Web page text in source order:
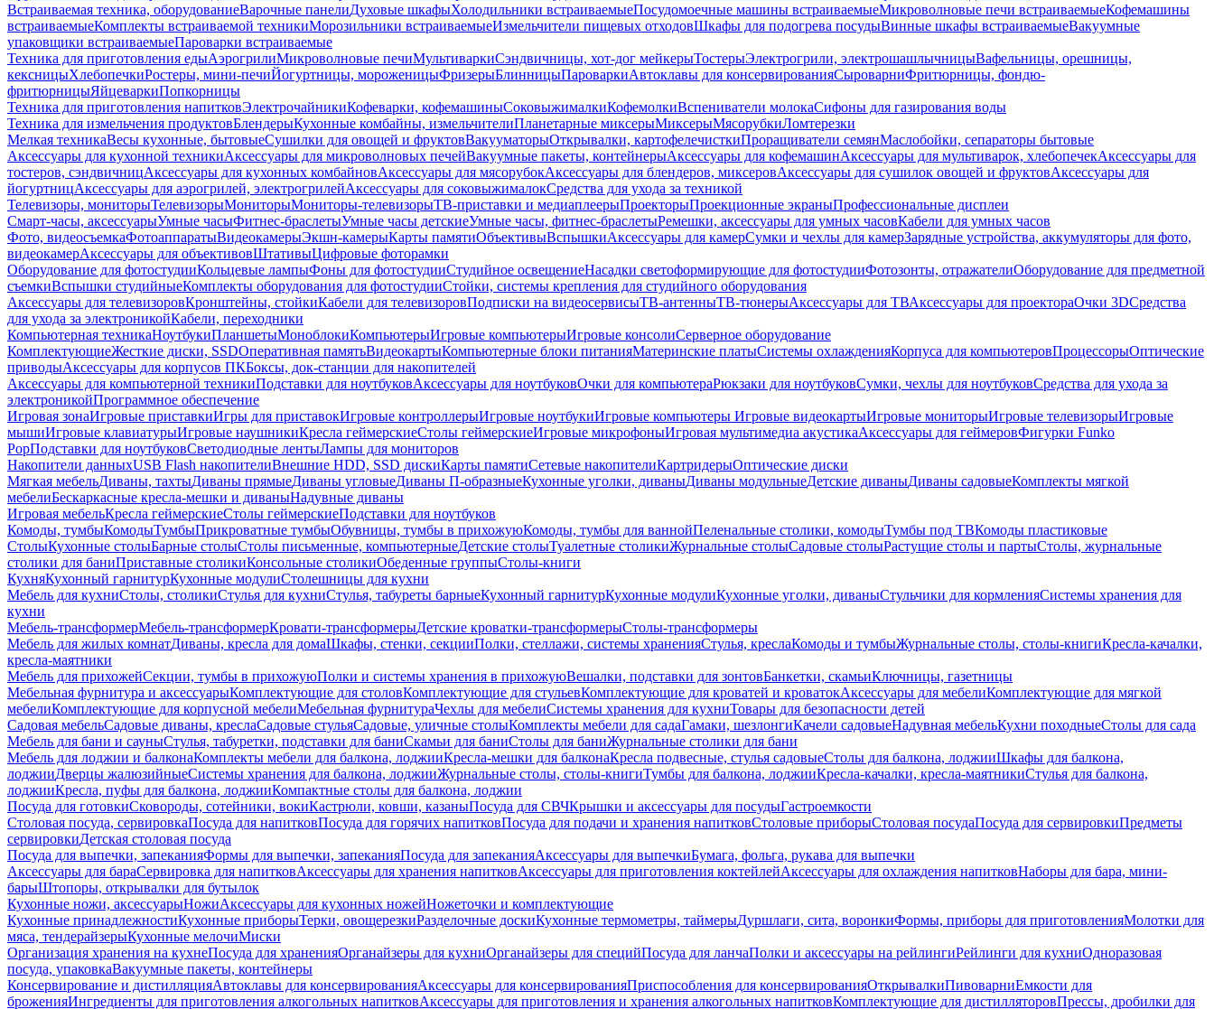
Встраиваемая техника, оборудованиеВарочные панелиДуховые шкафыХолодильники встраиваемыеПосудомоечные машины встраиваемыеМикроволновые печи встраиваемыеКофемашины
встраиваемыеКомплекты встраиваемой техникиМорозильники встраиваемыеИзмельчители пищевых отходовШкафы для подогрева посудыВинные шкафы встраиваемыеВакуумные
упаковщики встраиваемыеПароварки встраиваемые
Техника для приготовления едыАэрогрилиМикроволновые печиМультиваркиСэндвичницы, хот-дог мейкерыТостерыЭлектрогрили, электрошашлычницыВафельницы, орешницы,
кексницыХлебопечкиРостеры, мини-печиЙогуртницы, мороженицыФризерыБлинницыПароваркиАвтоклавы для консервированияСыроварниФритюрницы, фондю-
фритюрницыЯйцеваркиПопкорницы
Техника для приготовления напитковЭлектрочайникиКофеварки, кофемашиныСоковыжималкиКофемолкиВспениватели молокаСифоны для газирования воды
Техника для измельчения продуктовБлендерыКухонные комбайны, измельчителиПланетарные миксерыМиксерыМясорубкиЛомтерезки
Мелкая техникаВесы кухонные, бытовыеСушилки для овощей и фруктовВакууматорыОткрывалки, картофелечисткиПроращиватели семянМаслобойки, сепараторы бытовые
Аксессуары для кухонной техникиАксессуары для микроволновых печейВакуумные пакеты, контейнерыАксессуары для кофемашинАксессуары для мультиварок, хлебопечекАксессуары для
тостеров, сэндвичницАксессуары для кухонных комбайновАксессуары для мясорубокАксессуары для блендеров, миксеровАксессуары для сушилок овощей и фруктовАксессуары для
йогуртницАксессуары для аэрогрилей, электрогрилейАксессуары для соковыжималокСредства для ухода за техникой
Телевизоры, мониторыТелевизорыМониторыМониторы-телевизорыТВ-приставки и медиаплеерыПроекторыПроекционные экраныПрофессиональные дисплеи
Смарт-часы, аксессуарыУмные часыФитнес-браслетыУмные часы детскиеУмные часы, фитнес-браслетыРемешки, аксессуары для умных часовКабели для умных часов
Фото, видеосъемкаФотоаппаратыВидеокамерыЭкшн-камерыКарты памятиОбъективыВспышкиАксессуары для камерСумки и чехлы для камерЗарядные устройства, аккумуляторы для фото,
видеокамерАксессуары для объективовШтативыЦифровые фоторамки
Оборудование для фотостудииКольцевые лампыФоны для фотостудииСтудийное освещениеНасадки светоформирующие для фотостудииФотозонты, отражателиОборудование для предметной
съемкиВспышки студийныеКомплекты оборудования для фотостудииСтойки, системы крепления для студийного оборудования
Аксессуары для телевизоровКронштейны, стойкиКабели для телевизоровПодписки на видеосервисыТВ-антенныТВ-тюнерыАксессуары для ТВАксессуары для проектораОчки 3DСредства
для ухода за электроникойКабели, переходники
Компьютерная техникаНоутбукиПланшетыМоноблокиКомпьютерыИгровые компьютерыИгровые консолиСерверное оборудование
КомплектующиеЖесткие диски, SSDОперативная памятьВидеокартыКомпьютерные блоки питанияМатеринские платыСистемы охлажденияКорпуса для компьютеровПроцессорыОптические
приводыАксессуары для корпусов ПКБоксы, док-станции для накопителей
Аксессуары для компьютерной техникиПодставки для ноутбуковАксессуары для ноутбуковОчки для компьютераРюкзаки для ноутбуковСумки, чехлы для ноутбуковСредства для ухода за
электроникойПрограммное обеспечение
Игровая зонаИгровые приставкиИгры для приставокИгровые контроллерыИгровые ноутбукиИгровые компьютеры Игровые видеокартыИгровые мониторыИгровые телевизорыИгровые
мышиИгровые клавиатурыИгровые наушникиКресла геймерскиеСтолы геймерскиеИгровые микрофоныИгровая мультимедиа акустикаАксессуары для геймеровФигурки Funko
PopПодставки для ноутбуковСветодиодные лентыЛампы для мониторов
Накопители данныхUSB Flash накопителиВнешние HDD, SSD дискиКарты памятиСетевые накопителиКартридерыОптические диски
Мягкая мебельДиваны, тахтыДиваны прямыеДиваны угловыеДиваны П-образныеКухонные уголки, диваныДиваны модульныеДетские диваныДиваны садовыеКомплекты мягкой
мебелиБескаркасные кресла-мешки и диваныНадувные диваны
Игровая мебельКресла геймерскиеСтолы геймерскиеПодставки для ноутбуков
Комоды, тумбыКомодыТумбыПрикроватные тумбыОбувницы, тумбы в прихожуюКомоды, тумбы для ваннойПеленальные столики, комодыТумбы под ТВКомоды пластиковые
СтолыКухонные столыБарные столыСтолы письменные, компьютерныеДетские столыТуалетные столикиЖурнальные столыСадовые столыРастущие столы и партыСтолы, журнальные
столики для баниПриставные столикиКонсольные столикиОбеденные группыСтолы-книги
КухняКухонный гарнитурКухонные модулиСтолешницы для кухни
Мебель для кухниСтолы, столикиСтулья для кухниСтулья, табуреты барныеКухонный гарнитурКухонные модулиКухонные уголки, диваныСтульчики для кормленияСистемы хранения для
кухни
Мебель-трансформерМебель-трансформерКровати-трансформерыДетские кроватки-трансформерыСтолы-трансформеры
Мебель для жилых комнатДиваны, кресла для домаШкафы, стенки, секцииПолки, стеллажи, системы храненияСтулья, креслаКомоды и тумбыЖурнальные столы, столы-книгиКресла-качалки,
кресла-маятники
Мебель для прихожейСекции, тумбы в прихожуюПолки и системы хранения в прихожуюВешалки, подставки для зонтовБанкетки, скамьиКлючницы, газетницы
Мебельная фурнитура и аксессуарыКомплектующие для столовКомплектующие для стульевКомплектующие для кроватей и кроватокАксессуары для мебелиКомплектующие для мягкой
мебелиКомплектующие для корпусной мебелиМебельная фурнитураЧехлы для мебелиСистемы хранения для кухниТовары для безопасности детей
Садовая мебельСадовые диваны, креслаСадовые стульяСадовые, уличные столыКомплекты мебели для садаГамаки, шезлонгиКачели садовыеНадувная мебельКухни походныеСтолы для сада
Мебель для бани и сауныСтулья, табуретки, подставки для баниСкамьи для баниСтолы для баниЖурнальные столики для бани
Мебель для лоджии и балконаКомплекты мебели для балкона, лоджииКресла-мешки для балконаКресла подвесные, стулья садовыеСтолы для балкона, лоджииШкафы для балкона,
лоджииДверцы жалюзийныеСистемы хранения для балкона, лоджииЖурнальные столы, столы-книгиТумбы для балкона, лоджииКресла-качалки, кресла-маятникиСтулья для балкона,
лоджииКресла, пуфы для балкона, лоджииКомпактные столы для балкона, лоджии
Посуда для готовкиСковороды, сотейники, вокиКастрюли, ковши, казаныПосуда для СВЧКрышки и аксессуары для посудыГастроемкости
Столовая посуда, сервировкаПосуда для напитковПосуда для горячих напитковПосуда для подачи и хранения напитковСтоловые приборыСтоловая посудаПосуда для сервировкиПредметы
сервировкиДетская столовая посуда
Посуда для выпечки, запеканияФормы для выпечки, запеканияПосуда для запеканияАксессуары для выпечкиБумага, фольга, рукава для выпечки
Аксессуары для бараСервировка для напитковАксессуары для хранения напитковАксессуары для приготовления коктейлейАксессуары для охлаждения напитковНаборы для бара, мини-
барыШтопоры, открывалки для бутылок
Кухонные ножи, аксессуарыНожиАксессуары для кухонных ножейНожеточки и комплектующие
Кухонные принадлежностиКухонные приборыТерки, овощерезкиРазделочные доскиКухонные термометры, таймерыДуршлаги, сита, воронкиФормы, приборы для приготовленияМолотки для
мяса, тендерайзерыКухонные мелочиМиски
Организация хранения на кухнеПосуда для храненияОрганайзеры для кухниОрганайзеры для специйПосуда для ланчаПолки и аксессуары на рейлингиРейлинги для кухниОдноразовая
посуда, упаковкаВакуумные пакеты, контейнеры
Консервирование и дистилляцияАвтоклавы для консервированияАксессуары для консервированияПриспособления для консервированияОткрывалкиПивоварниЕмкости для
броженияИнгредиенты для приготовления алкогольных напитковАксессуары для приготовления и хранения алкогольных напитковКомплектующие для дистилляторовПрессы, дробилки для